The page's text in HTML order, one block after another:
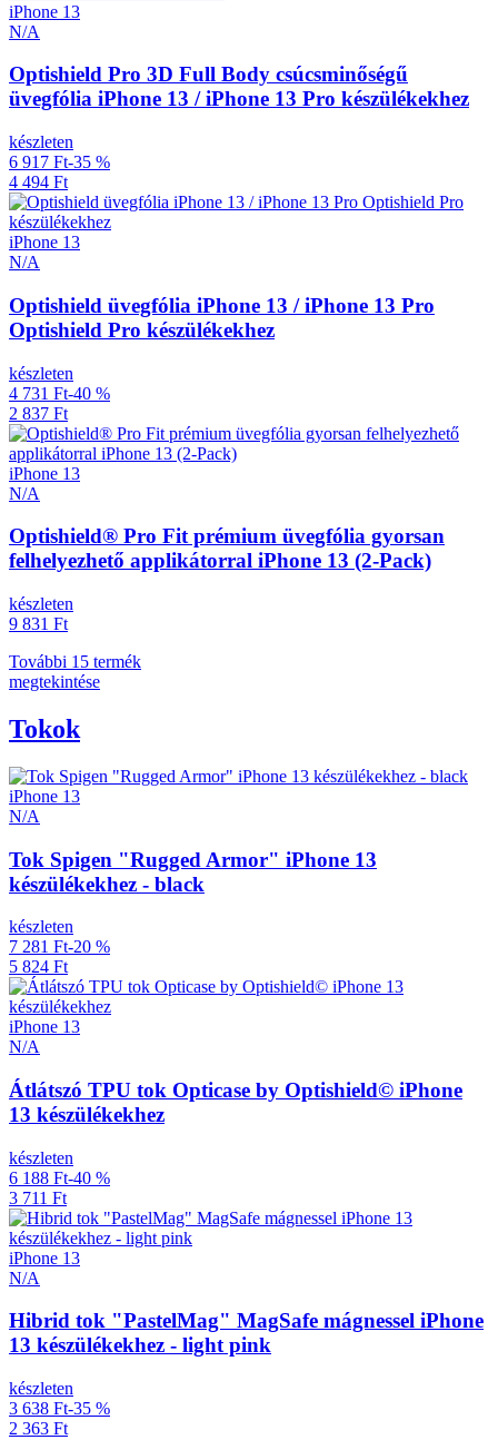
iPhone 13
N/A
Optishield Pro 3D Full Body csúcsminőségű
üvegfólia iPhone 13 / iPhone 13 Pro készülékekhez
készleten
6 917 Ft-35 %
4 494 Ft
iPhone 13
N/A
Optishield üvegfólia iPhone 13 / iPhone 13 Pro
Optishield Pro készülékekhez
készleten
4 731 Ft-40 %
2 837 Ft
iPhone 13
N/A
Optishield® Pro Fit prémium üvegfólia gyorsan
felhelyezhető applikátorral iPhone 13 (2-Pack)
készleten
9 831 Ft
További 15 termék
megtekintése
Tokok
iPhone 13
N/A
Tok Spigen "Rugged Armor" iPhone 13
készülékekhez - black
készleten
7 281 Ft-20 %
5 824 Ft
iPhone 13
N/A
Átlátszó TPU tok Opticase by Optishield© iPhone
13 készülékekhez
készleten
6 188 Ft-40 %
3 711 Ft
iPhone 13
N/A
Hibrid tok "PastelMag" MagSafe mágnessel iPhone
13 készülékekhez - light pink
készleten
3 638 Ft-35 %
2 363 Ft